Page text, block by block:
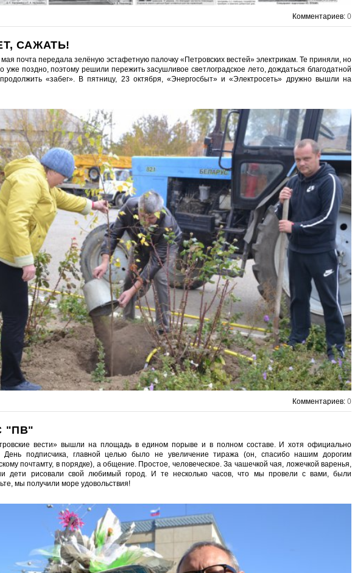
Комментариев: 0
САЖАТЬ!
почта передала зелёную эстафетную палочку «Петровских вестей» электрикам. Те приняли, но
уже поздно, поэтому решили пережить засушливое светлоградское лето, дождаться благодатной
«забег». В пятницу, 23 октября, «Энергосбыт» и «Электросеть» дружно вышли на
Комментариев: 0
"ПВ"
вести» вышли на площадь в едином порыве и в полном составе. И хотя официально
День подписчика, главной целью было не увеличение тиража (он, спасибо нашим дорогим
почтамту, в порядке), а общение. Простое, человеческое. За чашечкой чая, ложечкой варенья,
дети рисовали свой любимый город. И те несколько часов, что мы провели с вами, были
мы получили море удовольствия!